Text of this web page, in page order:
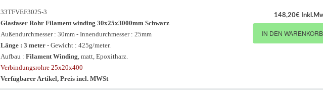
33TFVEF3025-3
Glasfaser Rohr Filament winding 30x25x3000mm Schwarz
Außendurchmesser : 30mm - Innendurchmesser : 25mm
Länge : 3 meter - Gewicht : 425g/meter.
Aufbau : Filament Winding, matt, Epoxitharz.
Verbindungsrohre 25x20x400
Verfügbarer Artikel, Preis incl. MWSt
148,20€
IN DEN